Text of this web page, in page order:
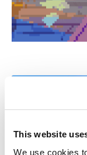
This website
We use cookies